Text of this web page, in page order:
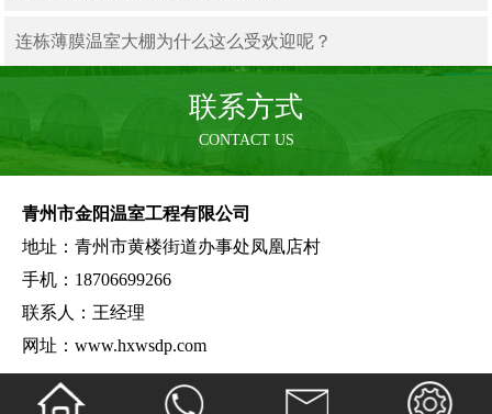
连栋薄膜温室大棚为什么这么受欢迎呢？
联系方式
CONTACT US
青州市金阳温室工程有限公司
地址：青州市黄楼街道办事处凤凰店村
手机：18706699266
联系人：王经理
网址：www.hxwsdp.com